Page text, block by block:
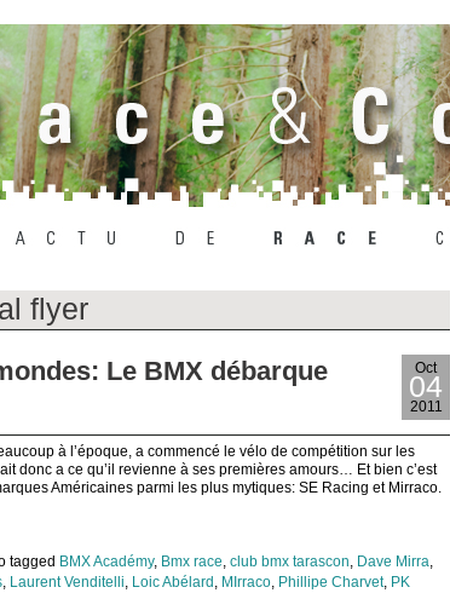
flyer
Oct
04
2011
Le BMX débarque
à l’époque, a commencé le vélo de compétition sur les
donc a ce qu’il revienne à ses premières amours… Et bien c’est
Américaines parmi les plus mytiques: SE Racing et Mirraco.
tagged BMX Académy, Bmx race, club bmx tarascon, Dave Mirra,
, Laurent Venditelli, Loic Abélard , MIrraco, Phillipe Charvet, PK